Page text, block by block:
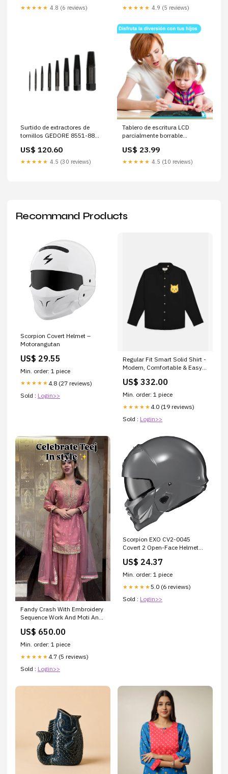
★★★★★ 4.8 (6 reviews) ★★★★★ 4.9 (5 reviews)
Surtido de extractores de
tornillos GEDORE 8551-88
US$ 120.60
★★★★★ 4.5 (30 reviews)
Tablero de escritura LCD
parcialmente borrable
US$ 23.99
★★★★★ 4.5 (10 reviews)
Recommand Products
Scorpion Covert Helmet –
Motorangutan
US$ 29.55
Min. order: 1 piece
★★★★★ 4.8 (27 reviews)
Sold : Login>>
Regular Fit Smart Solid Shirt -
Modern, Comfortable & Easy
US$ 332.00
Min. order: 1 piece
★★★★★ 4.0 (19 reviews)
Sold : Login>>
Fandy Crash With Embroidery
Sequence Work And Moti And
Palazzo Dress ANARKALI
DRESS
US$ 650.00
Min. order: 1 piece
★★★★★ 4.7 (5 reviews)
Sold : Login>>
Scorpion EXO CV2-0045
Covert 2 Open-Face Helmet
US$ 24.37
Min. order: 1 piece
★★★★★5.0 (6 reviews)
Sold : Login>>